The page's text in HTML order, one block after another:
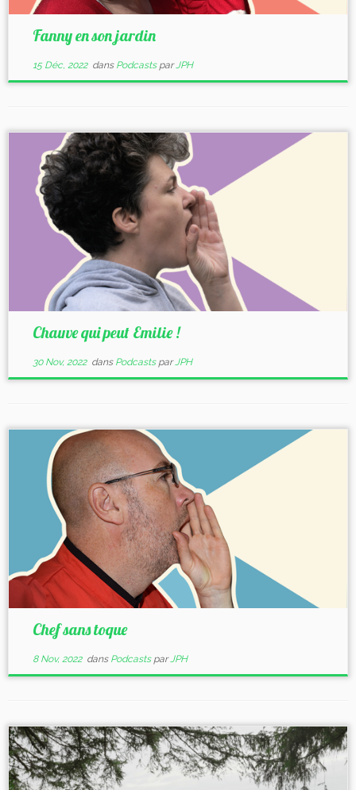
Fanny en son jardin
15 Déc, 2022dans Podcasts parJPH
Chauve qui peut Emilie !
30 Nov, 2022dans Podcasts parJPH
Chef sans toque
8 Nov, 2022dans Podcasts parJPH